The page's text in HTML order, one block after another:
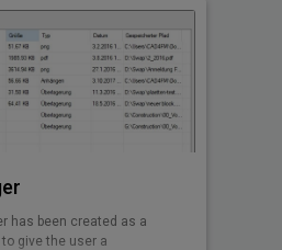
has been created as a
give the user a